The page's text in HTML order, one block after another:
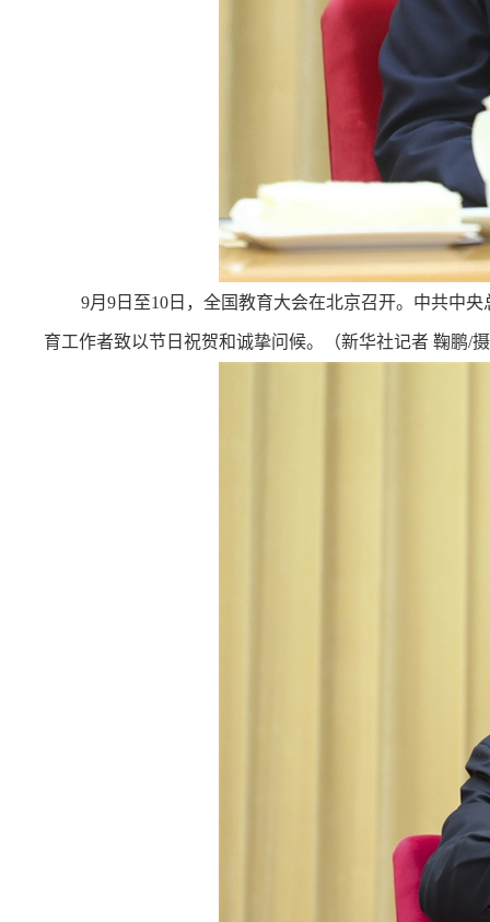
9月9日至10日，全国教育大会在北京召开。中共中
育工作者致以节日祝贺和诚挚问候。（新华社记者 鞠鹏/